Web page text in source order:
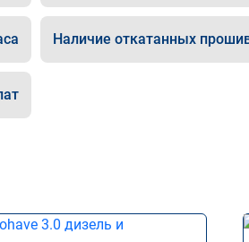
Наличие откатанных